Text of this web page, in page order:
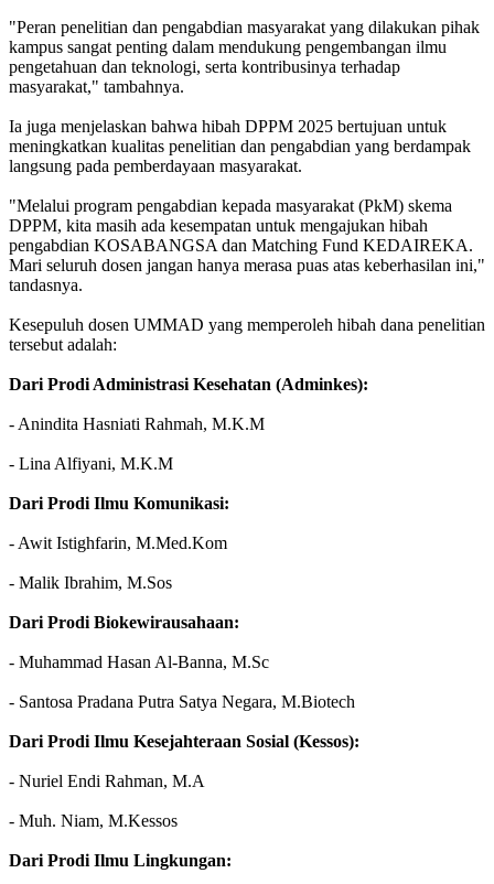
"Peran penelitian dan pengabdian masyarakat yang dilakukan pihak
kampus sangat penting dalam mendukung pengembangan ilmu
pengetahuan dan teknologi, serta kontribusinya terhadap
masyarakat," tambahnya.
Ia juga menjelaskan bahwa hibah DPPM 2025 bertujuan untuk
meningkatkan kualitas penelitian dan pengabdian yang berdampak
langsung pada pemberdayaan masyarakat.
"Melalui program pengabdian kepada masyarakat (PkM) skema
DPPM, kita masih ada kesempatan untuk mengajukan hibah
pengabdian KOSABANGSA dan Matching Fund KEDAIREKA.
Mari seluruh dosen jangan hanya merasa puas atas keberhasilan ini,"
tandasnya.
Kesepuluh dosen UMMAD yang memperoleh hibah dana penelitian
tersebut adalah:
Dari Prodi Administrasi Kesehatan (Adminkes):
- Anindita Hasniati Rahmah, M.K.M
- Lina Alfiyani, M.K.M
Dari Prodi Ilmu Komunikasi:
- Awit Istighfarin, M.Med.Kom
- Malik Ibrahim, M.Sos
Dari Prodi Biokewirausahaan:
- Muhammad Hasan Al-Banna, M.Sc
- Santosa Pradana Putra Satya Negara, M.Biotech
Dari Prodi Ilmu Kesejahteraan Sosial (Kessos):
- Nuriel Endi Rahman, M.A
- Muh. Niam, M.Kessos
Dari Prodi Ilmu Lingkungan: